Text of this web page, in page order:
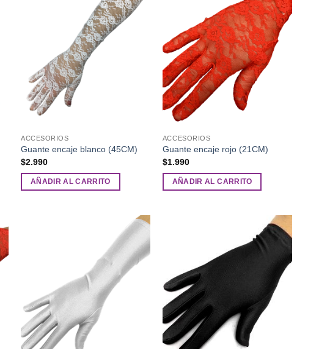
Añadir
a la
lista de
ACCESORIOS
Guante encaje blanco (45CM)
$2.990
AÑADIR AL CARRITO
Añadir
a la
lista de
deseos
ACCESORIOS
Guante encaje rojo (21CM)
$1.990
AÑADIR AL CARRITO
Añadir
a la
lista de
deseos
Añadir
deseos